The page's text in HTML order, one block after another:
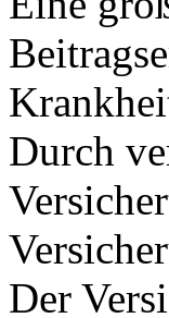
Durch
Der